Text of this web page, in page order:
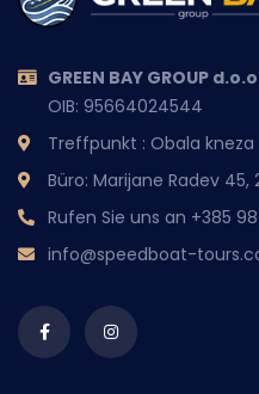
GREEN BAY GROUP
OIB: 95664024544
Treffpunkt : Obala kneza
Büro: Marijane Radev 45,
Rufen Sie uns an +385
info@speedboat-